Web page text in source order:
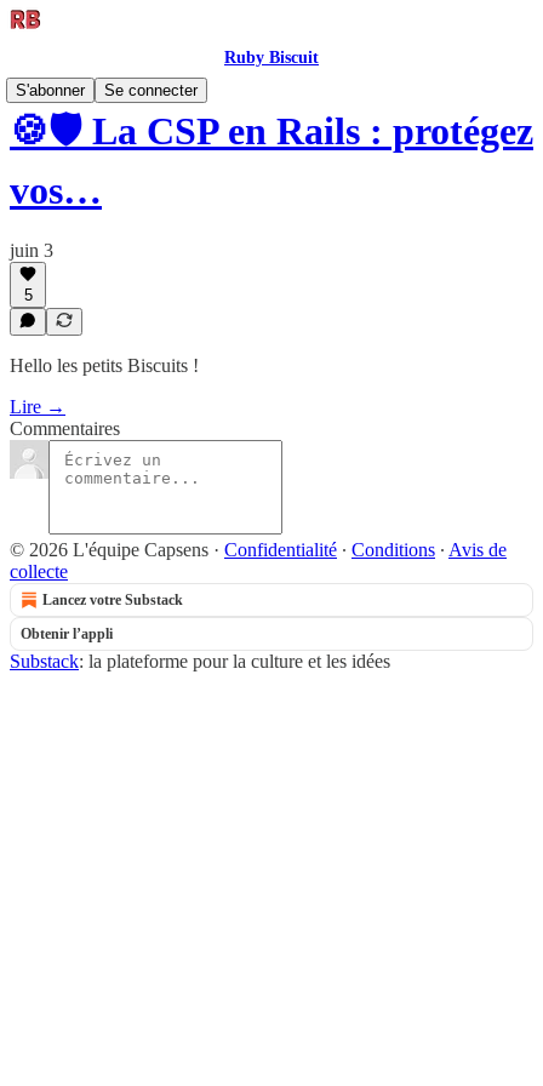
Ruby Biscuit
S'abonner
Se connecter
🍪🛡️ La CSP en Rails : protégez
vos…
juin 3
5
Hello les petits Biscuits !
Lire →
Commentaires
© 2026 L'équipe Capsens · Confidentialité ∙ Conditions ∙ Avis de
collecte
Lancez votre Substack
Obtenir l’appli
Substack: la plateforme pour la culture et les idées